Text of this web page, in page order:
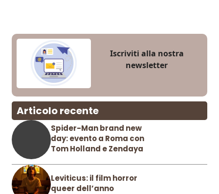
Iscriviti alla nostra
newsletter
Articolo recente
Spider-Man brand new
day: evento a Roma con
Tom Holland e Zendaya
Leviticus: il film horror
queer dell’anno